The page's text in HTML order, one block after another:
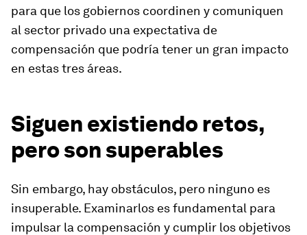
para que los gobiernos coordinen y comuniquen
al sector privado una expectativa de
compensación que podría tener un gran impacto
en estas tres áreas.
Siguen existiendo retos,
pero son superables
Sin embargo, hay obstáculos, pero ninguno es
insuperable. Examinarlos es fundamental para
impulsar la compensación y cumplir los objetivos